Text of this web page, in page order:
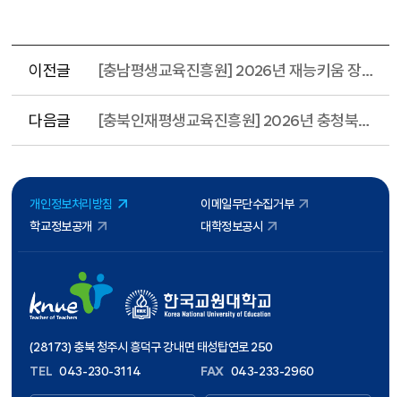
이전글 [충남평생교육진흥원] 2026년 재능키움 장학사업 안내
다음글 [충북인재평생교육진흥원] 2026년 충청북도 청년 부실채무자(학자금대출) 신용회복 지원사업 안내
개인정보처리방침
이메일무단수집거부
학교정보공개
대학정보공시
(28173) 충북 청주시 흥덕구 강내면 태성탑연로 250
TEL 043-230-3114 FAX 043-233-2960